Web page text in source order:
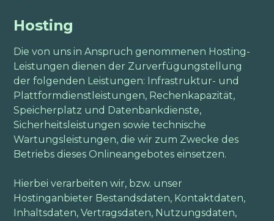
Hosting
Die von uns in Anspruch genommenen Hosting-
Leistungen dienen der Zurverfügungstellung
der folgenden Leistungen: Infrastruktur- und
Plattformdienstleistungen, Rechenkapazität,
Speicherplatz und Datenbankdienste,
Sicherheitsleistungen sowie technische
Wartungsleistungen, die wir zum Zwecke des
Betriebs dieses Onlineangebotes einsetzen.
Hierbei verarbeiten wir, bzw. unser
Hostinganbieter Bestandsdaten, Kontaktdaten,
Inhaltsdaten, Vertragsdaten, Nutzungsdaten,